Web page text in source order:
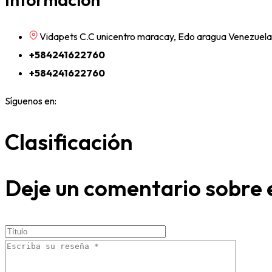
Vidapets C.C unicentro maracay, Edo aragua Venezuela
+584241622760
+584241622760
Síguenos en:
Clasificación
Deje un comentario sobre